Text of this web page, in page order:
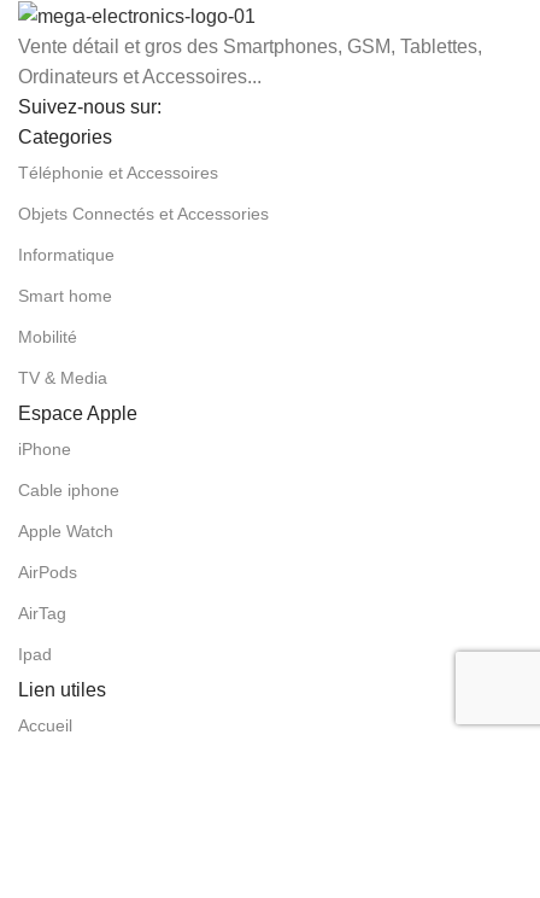
Vente détail et gros des Smartphones, GSM, Tablettes,
Ordinateurs et Accessoires...
Suivez-nous sur:
Categories
Téléphonie et Accessoires
Objets Connectés et Accessories
Informatique
Smart home
Mobilité
TV & Media
Espace Apple
iPhone
Cable iphone
Apple Watch
AirPods
AirTag
Ipad
Lien utiles
Accueil